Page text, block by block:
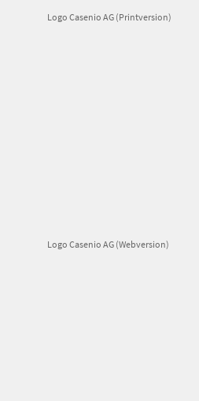
Logo Casenio AG (Printversion)
Logo Casenio AG (Webversion)